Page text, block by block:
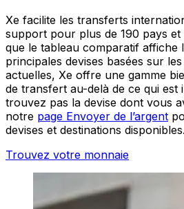
Xe facilite les transferts
support pour plus de 190 pays et
que le tableau comparatif affiche
principales devises basées sur
actuelles, Xe offre une gamme
de transfert au-delà de ce qui est
trouvez pas la devise dont vous
notre page Envoyer de l’argent
devises et destinations disponibles.
Trouvez votre monnaie